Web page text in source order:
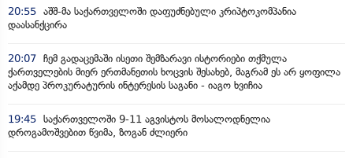
20:55 აშშ-მა საქართველოში დაფუძნებული კრიპტოკომპანია
დაასანქცირა
20:07 ჩემ გადაცემაში ისეთი შემზარავი ისტორიები თქმულა
ქართველების მიერ ერთმანეთის ხოცვის შესახებ, მაგრამ ეს არ ყოფილა
აქამდე პროკურატურის ინტერესის საგანი - იაგო ხვიჩია
19:45 საქართველოში 9-11 აგვისტოს მოსალოდნელია
დროგამოშვებით წვიმა, ზოგან ძლიერი